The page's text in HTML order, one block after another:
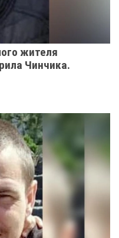
жителя
Чинчика.